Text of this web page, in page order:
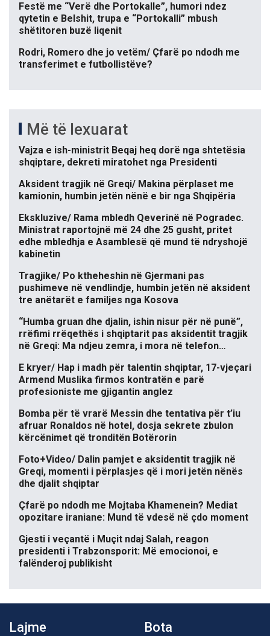
Festë me “Verë dhe Portokalle”, humori ndez
qytetin e Belshit, trupa e “Portokalli” mbush
shëtitoren buzë liqenit
Rodri, Romero dhe jo vetëm/ Çfarë po ndodh me
transferimet e futbollistëve?
Më të lexuarat
Vajza e ish-ministrit Beqaj heq dorë nga shtetësia
shqiptare, dekreti miratohet nga Presidenti
Aksident tragjik në Greqi/ Makina përplaset me
kamionin, humbin jetën nënë e bir nga Shqipëria
Ekskluzive/ Rama mbledh Qeverinë në Pogradec.
Ministrat raportojnë më 24 dhe 25 gusht, pritet
edhe mbledhja e Asamblesë që mund të ndryshojë
kabinetin
Tragjike/ Po ktheheshin në Gjermani pas
pushimeve në vendlindje, humbin jetën në aksident
tre anëtarët e familjes nga Kosova
“Humba gruan dhe djalin, ishin nisur për në punë”,
rrëfimi rrëqethës i shqiptarit pas aksidentit tragjik
në Greqi: Ma ndjeu zemra, i mora në telefon…
E kryer/ Hap i madh për talentin shqiptar, 17-vjeçari
Armend Muslika firmos kontratën e parë
profesioniste me gjigantin anglez
Bomba për të vrarë Messin dhe tentativa për t’iu
afruar Ronaldos në hotel, dosja sekrete zbulon
kërcënimet që tronditën Botërorin
Foto+Video/ Dalin pamjet e aksidentit tragjik në
Greqi, momenti i përplasjes që i mori jetën nënës
dhe djalit shqiptar
Çfarë po ndodh me Mojtaba Khamenein? Mediat
opozitare iraniane: Mund të vdesë në çdo moment
Gjesti i veçantë i Muçit ndaj Salah, reagon
presidenti i Trabzonsporit: Më emocionoi, e
falënderoj publikisht
Lajme Bota